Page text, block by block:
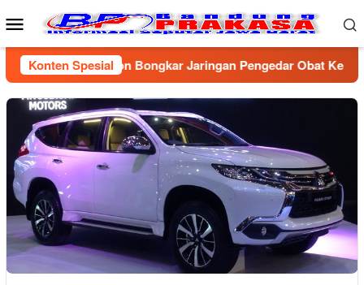
ke
Menu
Mobile
Konten Spesial
Cirebon Bongkar Jaringan Pengedar Obat Keras Ilegal,